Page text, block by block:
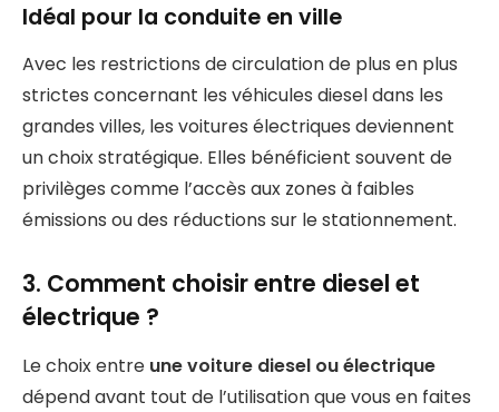
Idéal pour la conduite en ville
Avec les restrictions de circulation de plus en plus
strictes concernant les véhicules diesel dans les
grandes villes, les voitures électriques deviennent
un choix stratégique. Elles bénéficient souvent de
privilèges comme l’accès aux zones à faibles
émissions ou des réductions sur le stationnement.
3. Comment choisir entre diesel et
électrique ?
Le choix entre une voiture diesel ou électrique
dépend avant tout de l’utilisation que vous en faites